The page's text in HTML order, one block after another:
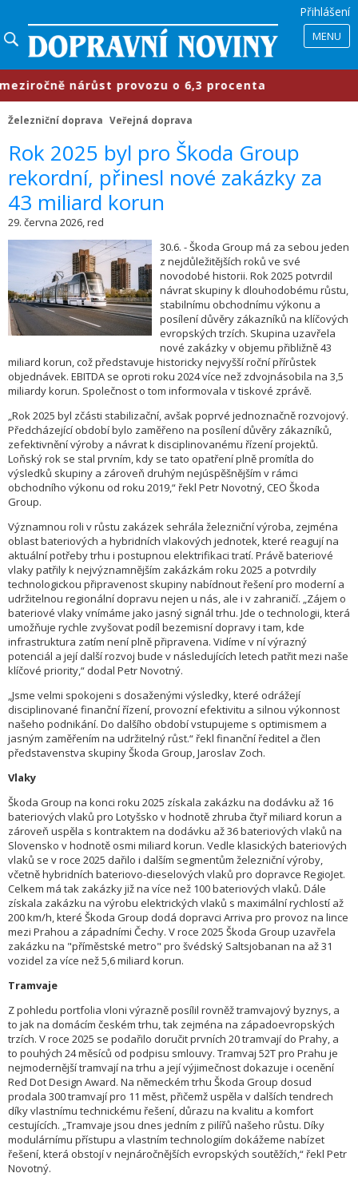
Přihlášení
MENU
nárůst provozu o 6,3 procenta
Železniční doprava Veřejná doprava
Rok 2025 byl pro Škoda Group
rekordní, přinesl nové zakázky za
43 miliard korun
29. června 2026, red
30.6. - Škoda Group má za sebou jeden
z nejdůležitějších roků ve své
novodobé historii. Rok 2025 potvrdil
návrat skupiny k dlouhodobému růstu,
stabilnímu obchodnímu výkonu a
posílení důvěry zákazníků na klíčových
evropských trzích. Skupina uzavřela
nové zakázky v objemu přibližně 43
miliard korun, což představuje historicky nejvyšší roční přírůstek
objednávek. EBITDA se oproti roku 2024 více než zdvojnásobila na 3,5
miliardy korun. Společnost o tom informovala v tiskové zprávě.
„Rok 2025 byl zčásti stabilizační, avšak poprvé jednoznačně rozvojový.
Předcházející období bylo zaměřeno na posílení důvěry zákazníků,
zefektivnění výroby a návrat k disciplinovanému řízení projektů.
Loňský rok se stal prvním, kdy se tato opatření plně promítla do
výsledků skupiny a zároveň druhým nejúspěšnějším v rámci
obchodního výkonu od roku 2019,“ řekl Petr Novotný, CEO Škoda
Group.
Významnou roli v růstu zakázek sehrála železniční výroba, zejména
oblast bateriových a hybridních vlakových jednotek, které reagují na
aktuální potřeby trhu i postupnou elektrifikaci tratí. Právě bateriové
vlaky patřily k nejvýznamnějším zakázkám roku 2025 a potvrdily
technologickou připravenost skupiny nabídnout řešení pro moderní a
udržitelnou regionální dopravu nejen u nás, ale i v zahraničí. „Zájem o
bateriové vlaky vnímáme jako jasný signál trhu. Jde o technologii, která
umožňuje rychle zvyšovat podíl bezemisní dopravy i tam, kde
infrastruktura zatím není plně připravena. Vidíme v ní výrazný
potenciál a její další rozvoj bude v následujících letech patřit mezi naše
klíčové priority,“ dodal Petr Novotný.
„Jsme velmi spokojeni s dosaženými výsledky, které odrážejí
disciplinované finanční řízení, provozní efektivitu a silnou výkonnost
našeho podnikání. Do dalšího období vstupujeme s optimismem a
jasným zaměřením na udržitelný růst.“ řekl finanční ředitel a člen
představenstva skupiny Škoda Group, Jaroslav Zoch.
Vlaky
Škoda Group na konci roku 2025 získala zakázku na dodávku až 16
bateriových vlaků pro Lotyšsko v hodnotě zhruba čtyř miliard korun a
zároveň uspěla s kontraktem na dodávku až 36 bateriových vlaků na
Slovensko v hodnotě osmi miliard korun. Vedle klasických bateriových
vlaků se v roce 2025 dařilo i dalším segmentům železniční výroby,
včetně hybridních bateriovo-dieselových vlaků pro dopravce RegioJet.
Celkem má tak zakázky již na více než 100 bateriových vlaků. Dále
získala zakázku na výrobu elektrických vlaků s maximální rychlostí až
200 km/h, které Škoda Group dodá dopravci Arriva pro provoz na lince
mezi Prahou a západními Čechy. V roce 2025 Škoda Group uzavřela
zakázku na "příměstské metro" pro švédský Saltsjobanan na až 31
vozidel za více než 5,6 miliard korun.
Tramvaje
Z pohledu portfolia vloni výrazně posílil rovněž tramvajový byznys, a
to jak na domácím českém trhu, tak zejména na západoevropských
trzích. V roce 2025 se podařilo doručit prvních 20 tramvají do Prahy, a
to pouhých 24 měsíců od podpisu smlouvy. Tramvaj 52T pro Prahu je
nejmodernější tramvají na trhu a její výjimečnost dokazuje i ocenění
Red Dot Design Award. Na německém trhu Škoda Group dosud
prodala 300 tramvají pro 11 měst, přičemž uspěla v dalších tendrech
díky vlastnímu technickému řešení, důrazu na kvalitu a komfort
cestujících. „Tramvaje jsou dnes jedním z pilířů našeho růstu. Díky
modulárnímu přístupu a vlastním technologiím dokážeme nabízet
řešení, která obstojí v nejnáročnějších evropských soutěžích,“ řekl Petr
Novotný.